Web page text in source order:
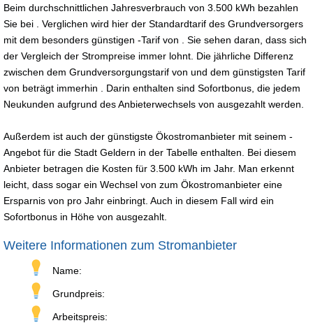
Beim durchschnittlichen Jahresverbrauch von 3.500 kWh bezahlen
Sie bei . Verglichen wird hier der Standardtarif des Grundversorgers
mit dem besonders günstigen -Tarif von . Sie sehen daran, dass sich
der Vergleich der Strompreise immer lohnt. Die jährliche Differenz
zwischen dem Grundversorgungstarif von und dem günstigsten Tarif
von beträgt immerhin . Darin enthalten sind Sofortbonus, die jedem
Neukunden aufgrund des Anbieterwechsels von ausgezahlt werden.
Außerdem ist auch der günstigste Ökostromanbieter mit seinem -
Angebot für die Stadt Geldern in der Tabelle enthalten. Bei diesem
Anbieter betragen die Kosten für 3.500 kWh im Jahr. Man erkennt
leicht, dass sogar ein Wechsel von zum Ökostromanbieter eine
Ersparnis von pro Jahr einbringt. Auch in diesem Fall wird ein
Sofortbonus in Höhe von ausgezahlt.
Weitere Informationen zum Stromanbieter
Name:
Grundpreis:
Arbeitspreis: